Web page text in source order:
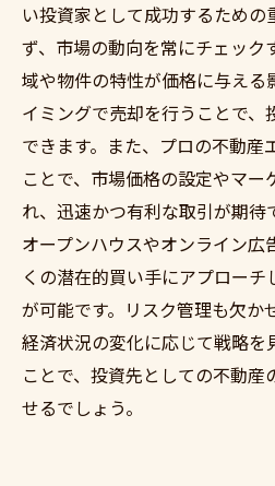
い投資家として成功するための
ず、市場の動向を常にチェック
域や物件の特性が価格に与える
イミングで売却を行うことで、
できます。また、プロの不動産
ことで、市場価格の設定やマー
れ、迅速かつ有利な取引が期待
オープンハウスやオンライン広
くの潜在的買い手にアプローチ
が可能です。リスク管理も欠か
経済状況の変化に応じて戦略を
ことで、投資先としての不動産
せるでしょう。